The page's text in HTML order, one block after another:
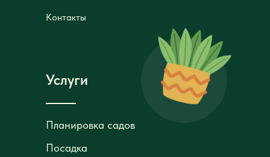
Посадка
Посадка
Планировка садов
Планировка садов
Услуги
Контакты
Контакты